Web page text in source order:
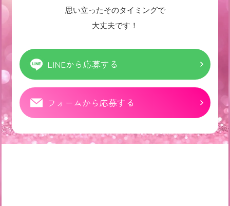
思い立ったそのタイミングで
大丈夫です！
LINEから応募する
フォームから応募する